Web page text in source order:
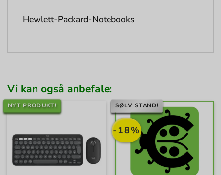
Hewlett-Packard-Notebooks
Vi kan også anbefale:
NYT PRODUKT!
-18%
SØLV STAND!